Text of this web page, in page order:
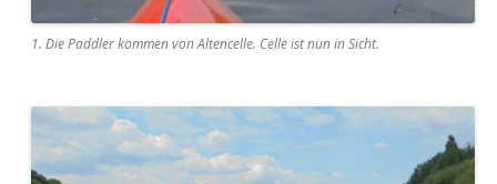
1. Die Paddler kommen von Altencelle. Celle ist nun in Sicht.